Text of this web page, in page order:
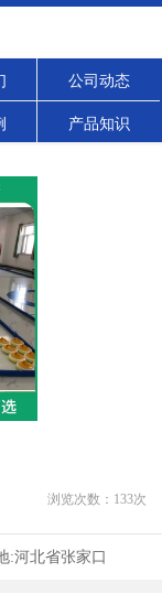
公司动态
产品知识
浏览次数： 133次
:河北省张家口